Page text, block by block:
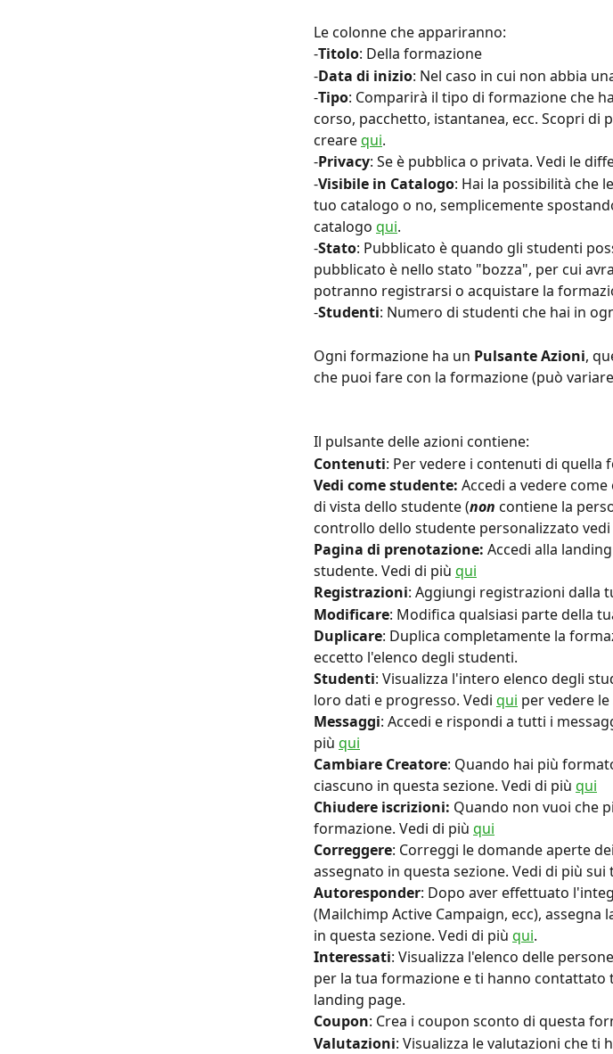
Le colonne che appariranno:
-Titolo: Della formazione
-Data di inizio: Nel caso in cui non abbia
-Tipo: Comparirà il tipo di formazione che
corso, pacchetto, istantanea, ecc. Scopri
creare qui.
-Privacy: Se è pubblica o privata. Vedi le
-Visibile in Catalogo: Hai la possibilità che
tuo catalogo o no, semplicemente
catalogo qui.
-Stato: Pubblicato è quando gli studenti
pubblicato è nello stato "bozza", per cui
potranno registrarsi o acquistare la
-Studenti: Numero di studenti che hai in
Ogni formazione ha un Pulsante Azioni,
che puoi fare con la formazione (può
Il pulsante delle azioni contiene:
Contenuti: Per vedere i contenuti di quella
Vedi come studente: Accedi a vedere
di vista dello studente (non contiene la
controllo dello studente personalizzato vedi
Pagina di prenotazione: Accedi alla
studente. Vedi di più qui
Registrazioni: Aggiungi registrazioni dalla
Modificare: Modifica qualsiasi parte della
Duplicare: Duplica completamente la
eccetto l'elenco degli studenti.
Studenti: Visualizza l'intero elenco degli
loro dati e progresso. Vedi qui per vedere
Messaggi: Accedi e rispondi a tutti i
più qui
Cambiare Creatore: Quando hai più
ciascuno in questa sezione. Vedi di più qui
Chiudere iscrizioni: Quando non vuoi che
formazione. Vedi di più qui
Correggere: Correggi le domande aperte
assegnato in questa sezione. Vedi di più sui
Autoresponder: Dopo aver effettuato
(Mailchimp Active Campaign, ecc),
in questa sezione. Vedi di più qui.
Interessati: Visualizza l'elenco delle
per la tua formazione e ti hanno
landing page.
Coupon: Crea i coupon sconto di questa
Valutazioni: Visualizza le valutazioni che ti